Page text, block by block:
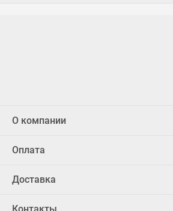
О компании
Оплата
Доставка